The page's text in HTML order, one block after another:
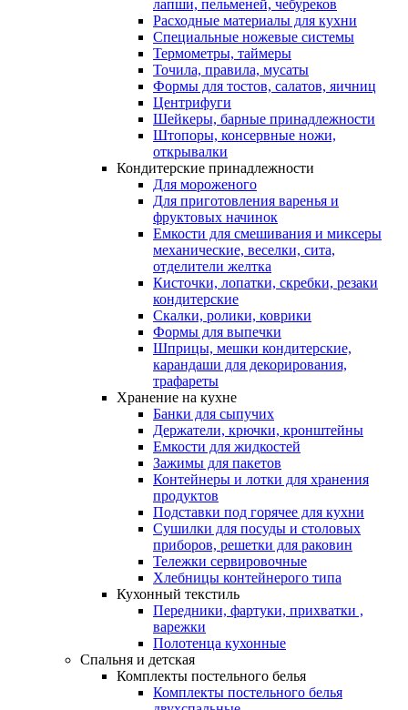
лапши, пельменей, чебуреков
Расходные материалы для кухни
Специальные ножевые системы
Термометры, таймеры
Точила, правила, мусаты
Формы для тостов, салатов, яичниц
Центрифуги
Шейкеры, барные принадлежности
Штопоры, консервные ножи,
открывалки
Кондитерские принадлежности
Для мороженого
Для приготовления варенья и
фруктовых начинок
Емкости для смешивания и миксеры
механические, веселки, сита,
отделители желтка
Кисточки, лопатки, скребки, резаки
кондитерские
Скалки, ролики, коврики
Формы для выпечки
Шприцы, мешки кондитерские,
карандаши для декорирования,
трафареты
Хранение на кухне
Банки для сыпучих
Держатели, крючки, кронштейны
Емкости для жидкостей
Зажимы для пакетов
Контейнеры и лотки для хранения
продуктов
Подставки под горячее для кухни
Сушилки для посуды и столовых
приборов, решетки для раковин
Тележки сервировочные
Хлебницы контейнерого типа
Кухонный текстиль
Передники, фартуки, прихватки ,
варежки
Полотенца кухонные
Спальня и детская
Комплекты постельного белья
Комплекты постельного белья